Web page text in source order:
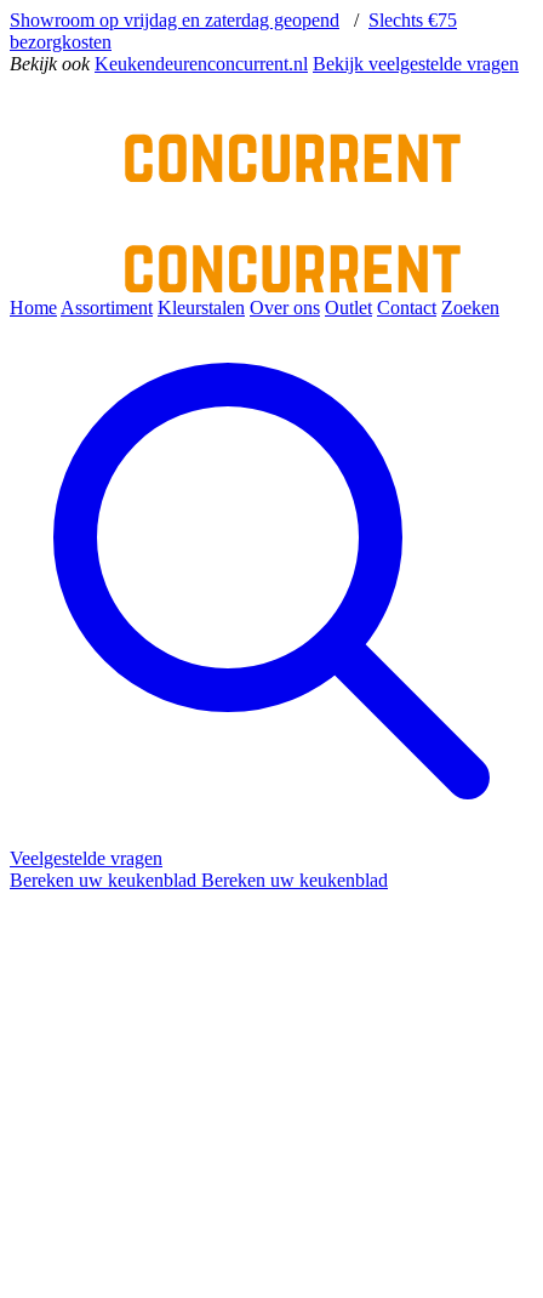
Showroom op vrijdag en zaterdag geopend / Slechts €75
bezorgkosten
Bekijk ook Keukendeurenconcurrent.nl Bekijk veelgestelde vragen
Home Assortiment Kleurstalen Over ons Outlet Contact Zoeken
Veelgestelde vragen
Bereken uw keukenblad Bereken uw keukenblad